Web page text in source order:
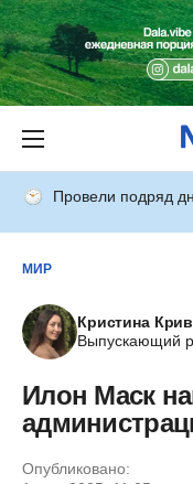
Провели подряд
МИР
Кристина
Выпускающий
Илон Маск
Опубликовано: